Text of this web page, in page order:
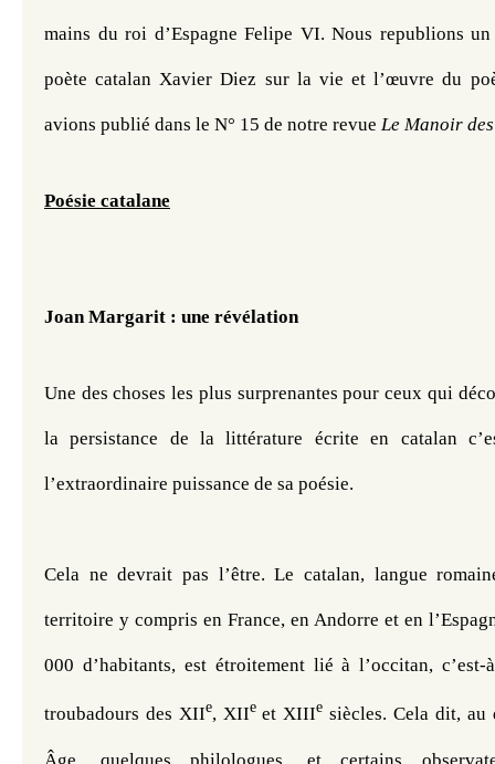
mains du roi d’Espagne Felipe VI. Nous republions
poète catalan Xavier Diez sur la vie et l’œuvre du
avions publié dans le N° 15 de notre revue Le Manoir
Poésie catalane
Joan Margarit : une révélation
Une des choses les plus surprenantes pour ceux qui
la persistance de la littérature écrite en catalan
l’extraordinaire puissance de sa poésie.
Cela ne devrait pas l’être. Le catalan, langue
territoire y compris en France, en Andorre et en
000 d’habitants, est étroitement lié à l’occitan,
troubadours des XIIe, XIIe
​ et XIIIe siècles. Cela dit, au